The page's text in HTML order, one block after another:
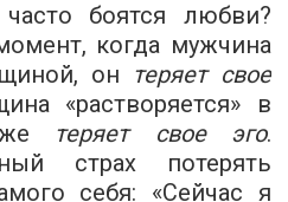
боятся любви?
когда мужчина
он теряет свое
«растворяется» в
теряет свое эго.
страх потерять
себя: «Сейчас я